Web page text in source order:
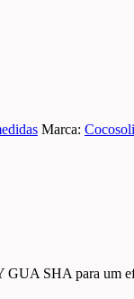
Marca:
SHA para um